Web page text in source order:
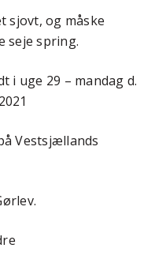
sjovt, og måske
seje spring.
i uge 29 – mandag d.
Vestsjællands